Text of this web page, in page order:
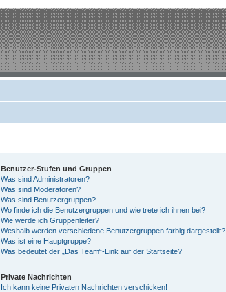
Benutzer-Stufen und Gruppen
Was sind Administratoren?
Was sind Moderatoren?
Was sind Benutzergruppen?
Wo finde ich die Benutzergruppen und wie trete ich ihnen bei?
Wie werde ich Gruppenleiter?
Weshalb werden verschiedene Benutzergruppen farbig dargestellt?
Was ist eine Hauptgruppe?
Was bedeutet der „Das Team“-Link auf der Startseite?
Private Nachrichten
Ich kann keine Privaten Nachrichten verschicken!